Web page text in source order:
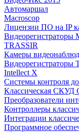
Автомаршал
Macroscop
Лицензии ПО на IP
Видеорегистраторы
TRASSIR
Камеры
Видеорегистраторы
Intellect X
Системы контроля
Классическая СКУД
Преобразователи
Контроллеры
Интеграции
Программное